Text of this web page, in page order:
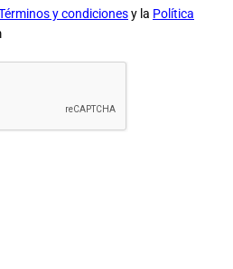
y condicionesy la Política